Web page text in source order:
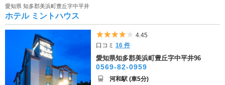
愛知県 知多郡美浜町豊丘字中平井
ホテル ミントハウス
5つ星のうち4
4.45
口コミ16 件
愛知県知多郡美浜町豊丘字中平井96
0569-82-0959
河和駅 (車5分)